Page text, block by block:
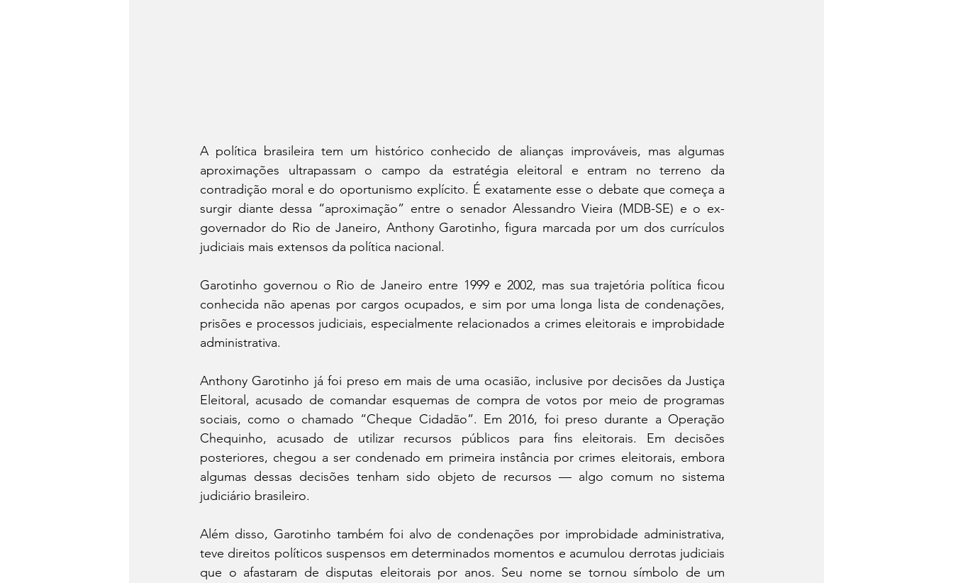
A política brasileira tem um histórico conhecido de alianças improváveis, mas algumas
aproximações ultrapassam o campo da estratégia eleitoral e entram no terreno da
contradição moral e do oportunismo explícito. É exatamente esse o debate que começa a
surgir diante dessa “aproximação” entre o senador Alessandro Vieira (MDB-SE) e o ex-
governador do Rio de Janeiro, Anthony Garotinho, figura marcada por um dos currículos
judiciais mais extensos da política nacional.
Garotinho governou o Rio de Janeiro entre 1999 e 2002, mas sua trajetória política ficou
conhecida não apenas por cargos ocupados, e sim por uma longa lista de condenações,
prisões e processos judiciais, especialmente relacionados a crimes eleitorais e improbidade
administrativa.
Anthony Garotinho já foi preso em mais de uma ocasião, inclusive por decisões da Justiça
Eleitoral, acusado de comandar esquemas de compra de votos por meio de programas
sociais, como o chamado “Cheque Cidadão”. Em 2016, foi preso durante a Operação
Chequinho, acusado de utilizar recursos públicos para fins eleitorais. Em decisões
posteriores, chegou a ser condenado em primeira instância por crimes eleitorais, embora
algumas dessas decisões tenham sido objeto de recursos — algo comum no sistema
judiciário brasileiro.
Além disso, Garotinho também foi alvo de condenações por improbidade administrativa,
teve direitos políticos suspensos em determinados momentos e acumulou derrotas judiciais
que o afastaram de disputas eleitorais por anos. Seu nome se tornou símbolo de um